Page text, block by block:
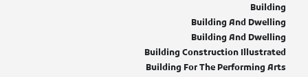
Building
Building And Dwelling
Building And Dwelling
Building Construction Illustrated
Building For The Performing Arts